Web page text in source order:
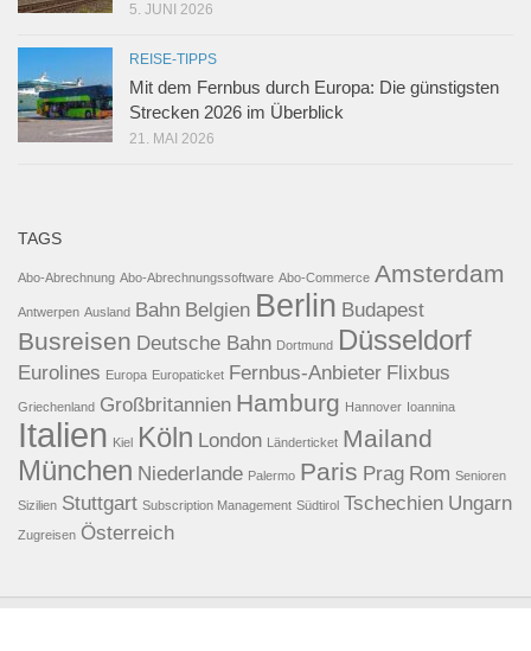
5. JUNI 2026
REISE-TIPPS
Mit dem Fernbus durch Europa: Die günstigsten
Strecken 2026 im Überblick
21. MAI 2026
TAGS
Abo-Abrechnung Abo-Abrechnungssoftware Abo-Commerce Amsterdam
Antwerpen Ausland Bahn Belgien Berlin Budapest
Busreisen Deutsche Bahn Dortmund Düsseldorf
Eurolines Europa Europaticket Fernbus-Anbieter Flixbus
Griechenland Großbritannien Hamburg Hannover Ioannina
Italien Kiel Köln London Länderticket Mailand
München Niederlande Palermo Paris Prag Rom Senioren
Sizilien Stuttgart Subscription Management Südtirol Tschechien Ungarn
Zugreisen Österreich